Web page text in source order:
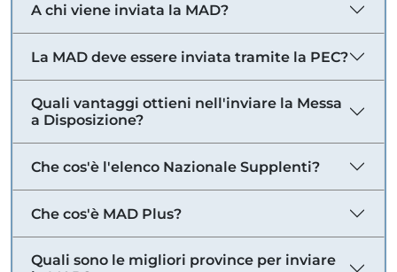
A chi viene inviata la MAD?
La MAD deve essere inviata tramite la PEC?
Quali vantaggi ottieni nell'inviare la Messa
a Disposizione?
Che cos'è l'elenco Nazionale Supplenti?
Che cos'è MAD Plus?
Quali sono le migliori province per inviare